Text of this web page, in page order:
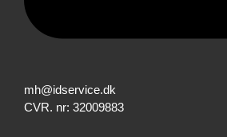
mh@idservice.dk
CVR. nr: 32009883